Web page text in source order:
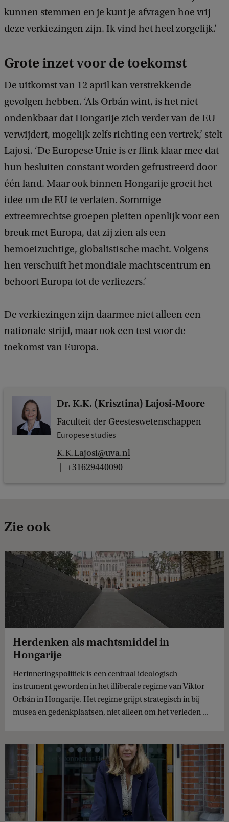
kunnen stemmen en je kunt je afvragen hoe vrij
deze verkiezingen zijn. Ik vind het heel zorgelijk.’
Grote inzet voor de toekomst
De uitkomst van 12 april kan verstrekkende
gevolgen hebben. ‘Als Orbán wint, is het niet
ondenkbaar dat Hongarije zich verder van de EU
verwijdert, mogelijk zelfs richting een vertrek,’ stelt
Lajosi. ‘De Europese Unie is er flink klaar mee dat
hun besluiten constant worden gefrustreerd door
één land. Maar ook binnen Hongarije groeit het
idee om de EU te verlaten. Sommige
extreemrechtse groepen pleiten openlijk voor een
breuk met Europa, dat zij zien als een
bemoeizuchtige, globalistische macht. Volgens
hen verschuift het mondiale machtscentrum en
behoort Europa tot de verliezers.’
De verkiezingen zijn daarmee niet alleen een
nationale strijd, maar ook een test voor de
toekomst van Europa.
Dr. K.K. (Krisztina) Lajosi-Moore
Faculteit der Geesteswetenschappen
Europese studies
K.K.Lajosi@uva.nl
+31629440090
Zie ook
Herdenken als machtsmiddel in
Hongarije
Herinneringspolitiek is een centraal ideologisch
instrument geworden in het illiberale regime van Viktor
Orbán in Hongarije. Het regime grijpt strategisch in bij
musea en gedenkplaatsen, niet alleen om het verleden ...